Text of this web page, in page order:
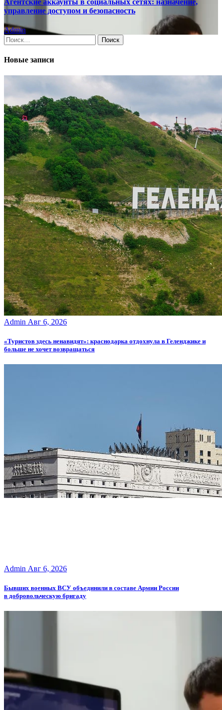
управление доступом и безопасность
Admin
Найти:
Новые записи
Admin Авг 6, 2026
«Туристов здесь ненавидят»: краснодарка отдохнула в Геленджике и
больше не хочет возвращаться
Admin Авг 6, 2026
Бывших военных ВСУ объединили в составе Армии России
в добровольческую бригаду